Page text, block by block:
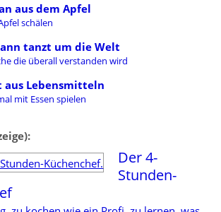
aus dem Apfel
schälen
tanzt um die Welt
die überall verstanden wird
aus Lebensmitteln
mit Essen spielen
Der 4-
Stunden-